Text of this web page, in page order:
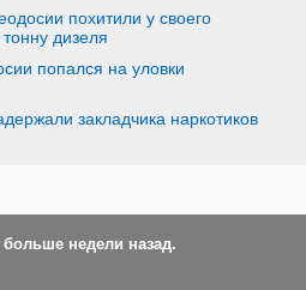
похитили у своего
дизеля
попался на уловки
закладчика наркотиков
недели назад.